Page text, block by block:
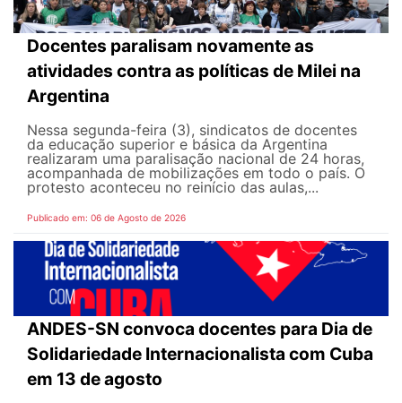
Docentes paralisam novamente as
atividades contra as políticas de Milei na
Argentina
Nessa segunda-feira (3), sindicatos de docentes
da educação superior e básica da Argentina
realizaram uma paralisação nacional de 24 horas,
acompanhada de mobilizações em todo o país. O
protesto aconteceu no reinício das aulas,...
Publicado em: 06 de Agosto de 2026
ANDES-SN convoca docentes para Dia de
Solidariedade Internacionalista com Cuba
em 13 de agosto